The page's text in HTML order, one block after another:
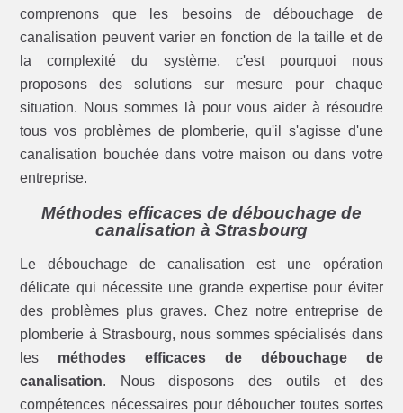
comprenons que les besoins de débouchage de
canalisation peuvent varier en fonction de la taille et de
la complexité du système, c'est pourquoi nous
proposons des solutions sur mesure pour chaque
situation. Nous sommes là pour vous aider à résoudre
tous vos problèmes de plomberie, qu'il s'agisse d'une
canalisation bouchée dans votre maison ou dans votre
entreprise.
Méthodes efficaces de débouchage de
canalisation à Strasbourg
Le débouchage de canalisation est une opération
délicate qui nécessite une grande expertise pour éviter
des problèmes plus graves. Chez notre entreprise de
plomberie à Strasbourg, nous sommes spécialisés dans
les méthodes efficaces de débouchage de
canalisation. Nous disposons des outils et des
compétences nécessaires pour déboucher toutes sortes